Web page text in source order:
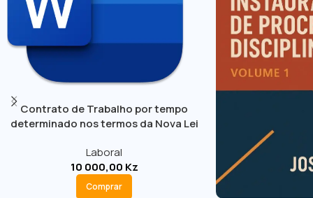
Contrato de Trabalho por tempo
determinado nos termos da Nova Lei
Laboral
10 000,00 Kz
Comprar